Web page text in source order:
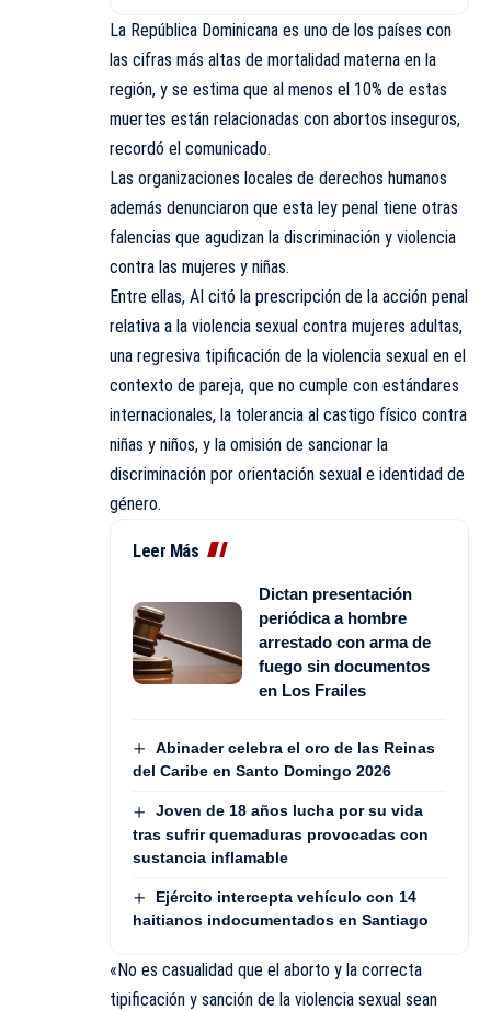
La República Dominicana es uno de los países con
las cifras más altas de mortalidad materna en la
región, y se estima que al menos el 10% de estas
muertes están relacionadas con abortos inseguros,
recordó el comunicado.
Las organizaciones locales de derechos humanos
además denunciaron que esta ley penal tiene otras
falencias que agudizan la discriminación y violencia
contra las mujeres y niñas.
Entre ellas, AI citó la prescripción de la acción penal
relativa a la violencia sexual contra mujeres adultas,
una regresiva tipificación de la violencia sexual en el
contexto de pareja, que no cumple con estándares
internacionales, la tolerancia al castigo físico contra
niñas y niños, y la omisión de sancionar la
discriminación por orientación sexual e identidad de
género.
Leer Más
Dictan presentación
periódica a hombre
arrestado con arma de
fuego sin documentos
en Los Frailes
Abinader celebra el oro de las Reinas
del Caribe en Santo Domingo 2026
Joven de 18 años lucha por su vida
tras sufrir quemaduras provocadas con
sustancia inflamable
Ejército intercepta vehículo con 14
haitianos indocumentados en Santiago
«No es casualidad que el aborto y la correcta
tipificación y sanción de la violencia sexual sean